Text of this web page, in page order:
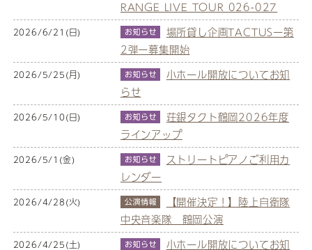
RANGE LIVE TOUR 026-027
2026/6/21(日)
場所貸し企画TACTUSー第
2弾ー募集開始
2026/5/25(月)
小ホール開放についてお知
らせ
2026/5/10(日)
荘銀タクト鶴岡2026年度
ラインアップ
2026/5/1(金)
ストリートピアノご利用カ
レンダー
2026/4/28(火)
【開催決定！】陸上自衛隊
中央音楽隊 鶴岡公演
2026/4/25(土) 小ホール開放についてお知